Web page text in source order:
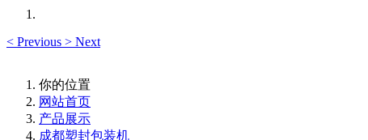
< Previous > Next
你的位置
网站首页
产品展示
成都塑封包装机